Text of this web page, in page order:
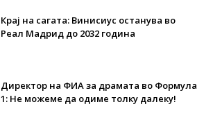
Крај на сагата: Винисиус останува во
Реал Мадрид до 2032 година
Директор на ФИА за драмата во Формула
1: Не можеме да одиме толку далеку!